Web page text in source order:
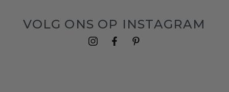
VOLG ONS OP INSTAGRAM